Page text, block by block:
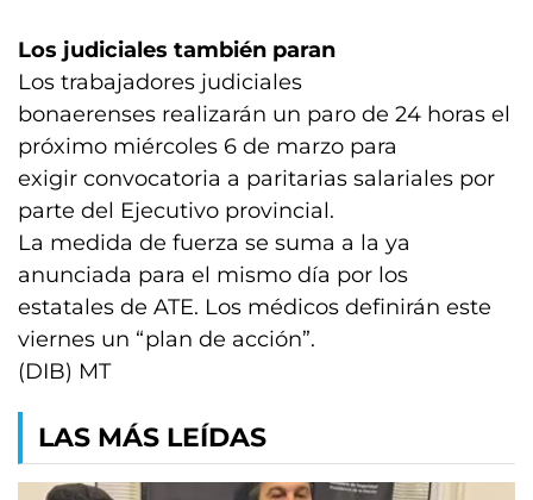
Los judiciales también paran
Los trabajadores judiciales
bonaerenses realizarán un paro de 24 horas el
próximo miércoles 6 de marzo para
exigir convocatoria a paritarias salariales por
parte del Ejecutivo provincial.
La medida de fuerza se suma a la ya
anunciada para el mismo día por los
estatales de ATE. Los médicos definirán este
viernes un “plan de acción”.
(DIB) MT
LAS MÁS LEÍDAS